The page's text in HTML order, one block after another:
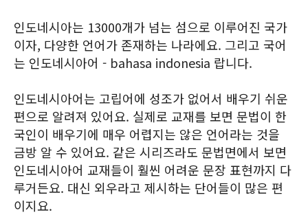
인도네시아는 13000개가 넘는 섬으로 이루어진 국가
이자, 다양한 언어가 존재하는 나라에요. 그리고 국어
는 인도네시아어 - bahasa indonesia 랍니다.
인도네시아어는 고립어에 성조가 없어서 배우기 쉬운
편으로 알려져 있어요. 실제로 교재를 보면 문법이 한
국인이 배우기에 매우 어렵지는 않은 언어라는 것을
금방 알 수 있어요. 같은 시리즈라도 문법면에서 보면
인도네시아어 교재들이 훨씬 어려운 문장 표현까지 다
루거든요. 대신 외우라고 제시하는 단어들이 많은 편
이지요.